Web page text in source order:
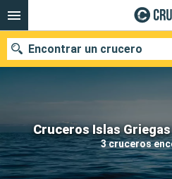
Cruceros Islas
3 cruceros
Encontrar un crucero
Nuestros destinos
Fecha de salida